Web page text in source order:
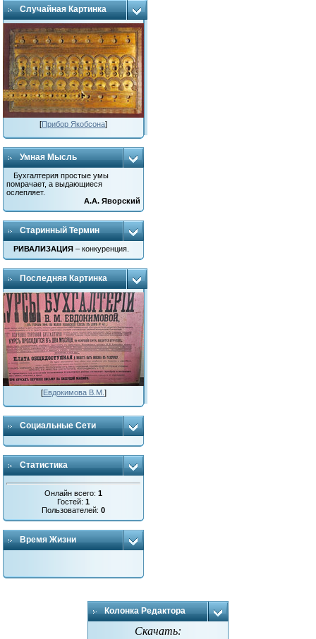
Случайная Картинка
[Прибор Якобсона]
Умная Мысль
Бухгалтерия простые умы
помрачает, а выдающиеся
ослепляет.
А.А. Яворский
Старинный Термин
РИВАЛИЗАЦИЯ – конкуренция.
Последняя Картинка
[Евдокимова В.М. ]
Социальные Сети
Статистика
Онлайн всего:1
Гостей:1
Пользователей:0
Время Жизни
Колонка Редактора
Скачать: